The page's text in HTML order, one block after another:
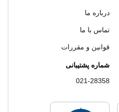
درباره ما
تماس با ما
قوانین و مقررات
شماره پشتیبانی
021-28358
لایسنس های فروش سفرتاپلایسنس های